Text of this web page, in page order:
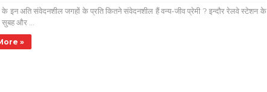
के इन अति संवेदनशील जगहों के प्रति कितने संवेदनशील हैं वन्य-जीव प्रेमी ? इन्दौर रेलवे स्टेशन के
सुबह और ...
»